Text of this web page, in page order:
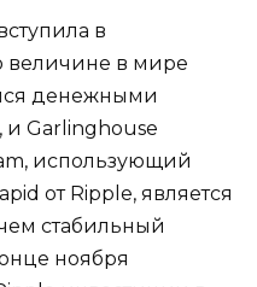
в
величине в мире
денежными
и Garlinghouse
использующий
от Ripple, является
стабильный
ноября